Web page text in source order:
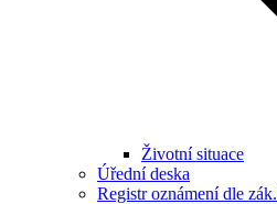
Životní situace
Úřední deska
Registr oznámení dle